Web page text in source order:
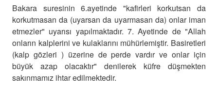
Bakara suresinin 6.ayetinde "kafirleri korkutsan da
korkutmasan da (uyarsan da uyarmasan da) onlar iman
etmezler" uyarısı yapılmaktadır. 7. Ayetinde de "Allah
onların kalplerini ve kulaklarını mühürlemiştir. Basiretleri
(kalp gözleri ) üzerine de perde vardır ve onlar için
büyük azap olacaktır" denilerek küfre düşmekten
sakınmamız ihtar edilmektedir.